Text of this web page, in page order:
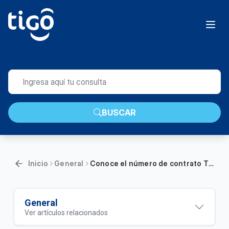
BUSCAR
Inicio General Conoce el número de contrato Tigo | General
General
Ver artículos relacionados